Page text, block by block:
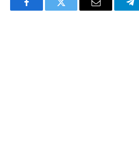
FacebookTwitter Email